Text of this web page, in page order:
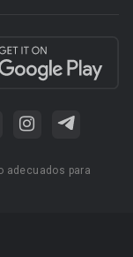
adecuados para